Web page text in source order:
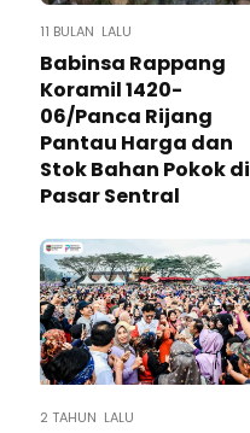
11 BULAN LALU
Babinsa Rappang
Koramil 1420-
06/Panca Rijang
Pantau Harga dan
Stok Bahan Pokok di
Pasar Sentral
2 TAHUN LALU